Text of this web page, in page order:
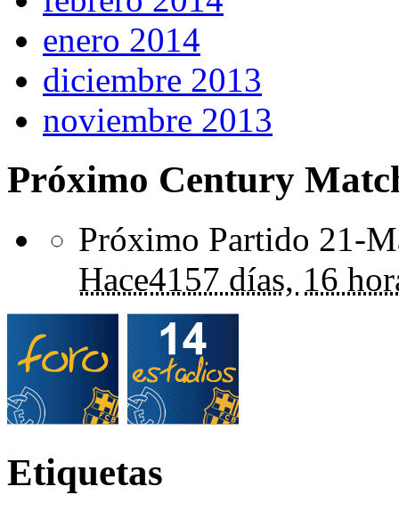
enero 2014
diciembre 2013
noviembre 2013
Próximo Century
Próximo Partido 21-
Hace4157 días, 16
Etiquetas